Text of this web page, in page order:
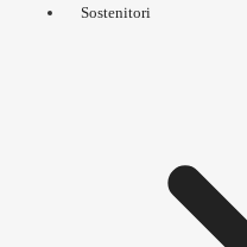
Sostenitori